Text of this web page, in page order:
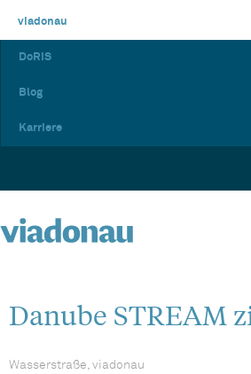
viadonau
DoRIS
Blog
Karriere
Danube STREAM
Wasserstraße, viadonau